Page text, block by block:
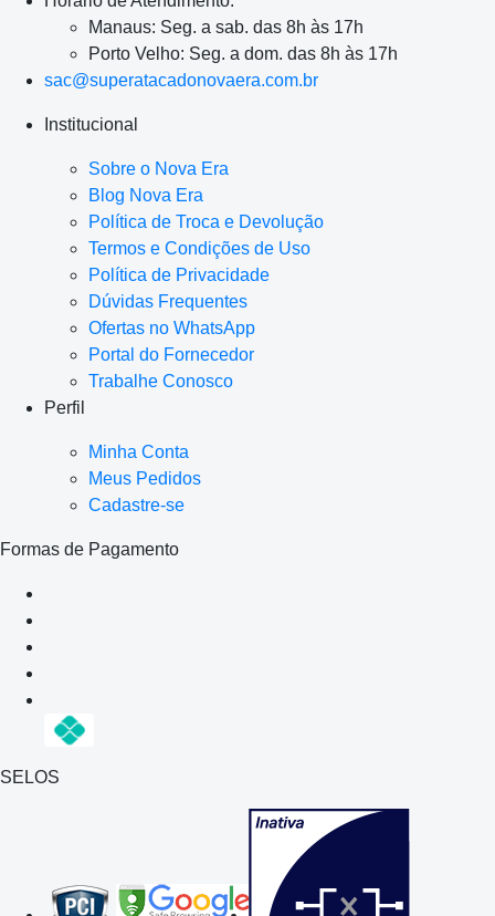
Manaus: Seg. a sab. das 8h às 17h
Porto Velho: Seg. a dom. das 8h às 17h
sac@superatacadonovaera.com.br
Institucional
Sobre o Nova Era
Blog Nova Era
Política de Troca e Devolução
Termos e Condições de Uso
Política de Privacidade
Dúvidas Frequentes
Ofertas no WhatsApp
Portal do Fornecedor
Trabalhe Conosco
Perfil
Minha Conta
Meus Pedidos
Cadastre-se
Formas de Pagamento
SELOS